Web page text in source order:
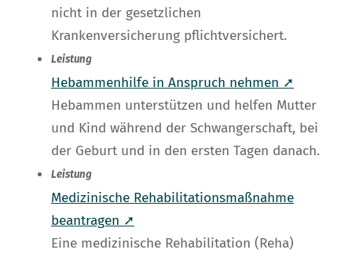
nicht in der gesetzlichen
Krankenversicherung pflichtversichert.
Leistung
Hebammenhilfe in Anspruch nehmen ➚
Hebammen unterstützen und helfen Mutter
und Kind während der Schwangerschaft, bei
der Geburt und in den ersten Tagen danach.
Leistung
Medizinische Rehabilitationsmaßnahme
beantragen ➚
Eine medizinische Rehabilitation (Reha)